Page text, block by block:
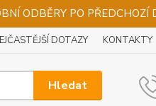
ODBĚRY PO
DOTAZY KONTAKTY
Hledat